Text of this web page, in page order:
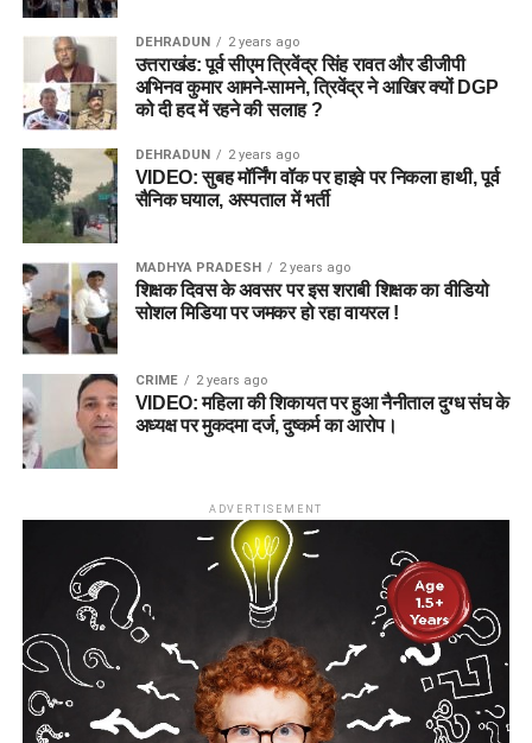
DEHRADUN 2 years ago
उत्तराखंड: पूर्व सीएम त्रिवेंद्र सिंह रावत और डीजीपी
अभिनव कुमार आमने-सामने, त्रिवेंद्र ने आखिर क्यों DGP
को दी हद में रहने की सलाह ?
DEHRADUN 2 years ago
VIDEO: सुबह मॉर्निंग वॉक पर हाइवे पर निकला हाथी, पूर्व
सैनिक घयाल, अस्पताल में भर्ती
MADHYA PRADESH 2 years ago
शिक्षक दिवस के अवसर पर इस शराबी शिक्षक का वीडियो
सोशल मिडिया पर जमकर हो रहा वायरल !
CRIME 2 years ago
VIDEO: महिला की शिकायत पर हुआ नैनीताल दुग्ध संघ के
अध्यक्ष पर मुकदमा दर्ज, दुष्कर्म का आरोप।
ADVERTISEMENT